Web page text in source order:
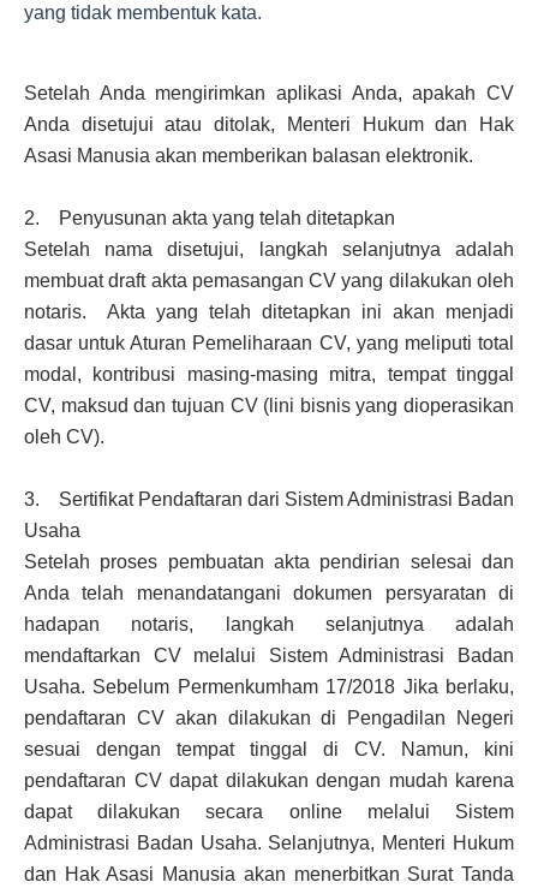
yang tidak membentuk kata.
Setelah Anda mengirimkan aplikasi Anda, apakah CV
Anda disetujui atau ditolak, Menteri Hukum dan Hak
Asasi Manusia akan memberikan balasan elektronik.
2. Penyusunan akta yang telah ditetapkan
Setelah nama disetujui, langkah selanjutnya adalah
membuat draft akta pemasangan CV yang dilakukan oleh
notaris. Akta yang telah ditetapkan ini akan menjadi
dasar untuk Aturan Pemeliharaan CV, yang meliputi total
modal, kontribusi masing-masing mitra, tempat tinggal
CV, maksud dan tujuan CV (lini bisnis yang dioperasikan
oleh CV).
3. Sertifikat Pendaftaran dari Sistem Administrasi Badan
Usaha
Setelah proses pembuatan akta pendirian selesai dan
Anda telah menandatangani dokumen persyaratan di
hadapan notaris, langkah selanjutnya adalah
mendaftarkan CV melalui Sistem Administrasi Badan
Usaha. Sebelum Permenkumham 17/2018 Jika berlaku,
pendaftaran CV akan dilakukan di Pengadilan Negeri
sesuai dengan tempat tinggal di CV. Namun, kini
pendaftaran CV dapat dilakukan dengan mudah karena
dapat dilakukan secara online melalui Sistem
Administrasi Badan Usaha. Selanjutnya, Menteri Hukum
dan Hak Asasi Manusia akan menerbitkan Surat Tanda